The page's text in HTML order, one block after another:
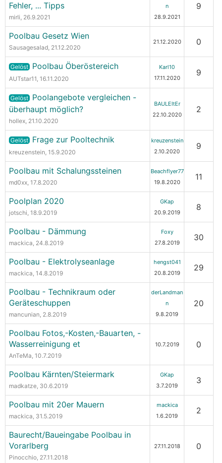
Fehler, ... Tipps
mirli, 26.9.2021
n
28.9.2021
9
Poolbau Gesetz Wien
Sausagesalad, 21.12.2020
21.12.2020 0
Gelöst Poolbau Öberöstereich
AUTstar11, 16.11.2020
Karl10
17.11.2020
9
Gelöst Poolangebote vergleichen -
überhaupt möglich?
hollex, 21.10.2020
BAULEItEr
22.10.2020
2
Gelöst Frage zur Pooltechnik
kreuzenstein, 15.9.2020
kreuzenstein
2.10.2020
9
Poolbau mit Schalungssteinen
md0xx, 17.8.2020
Beachflyer77
19.8.2020
11
Poolplan 2020
jotschi, 18.9.2019
GKap
20.9.2019
8
Poolbau - Dämmung
mackica, 24.8.2019
Foxy
27.8.2019
30
Poolbau - Elektrolyseanlage
mackica, 14.8.2019
hengst041
20.8.2019
29
Poolbau - Technikraum oder
Geräteschuppen
mancunian, 2.8.2019
derLandman
n
9.8.2019
20
Poolbau Fotos,-Kosten,-Bauarten, -
Wasserreinigung et
AnTeMa, 10.7.2019
10.7.2019 0
Poolbau Kärnten/Steiermark
madkatze, 30.6.2019
GKap
3.7.2019
3
Poolbau mit 20er Mauern
mackica, 31.5.2019
mackica
1.6.2019
2
Baurecht/Baueingabe Poolbau in
Vorarlberg
Pinocchio, 27.11.2018
27.11.2018 0